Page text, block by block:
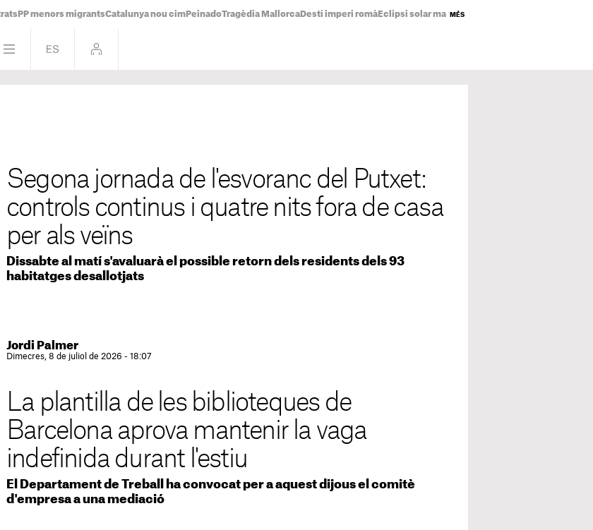
PP menors migrantsCatalunya nou cim PeinadoTragèdia Mallorca Destí imperi romà Eclipsi solar mapaPreu de la llum avui
MÉS
Segona jornada de l'esvoranc del Putxet:
controls continus i quatre nits fora de casa
per als veïns
Dissabte al matí s'avaluarà el possible retorn dels residents dels 93
habitatges desallotjats
Jordi Palmer
Dimecres, 8 de juliol de 2026 - 18:07
La plantilla de les biblioteques de
Barcelona aprova mantenir la vaga
indefinida durant l'estiu
El Departament de Treball ha convocat per a aquest dijous el comitè
d'empresa a una mediació